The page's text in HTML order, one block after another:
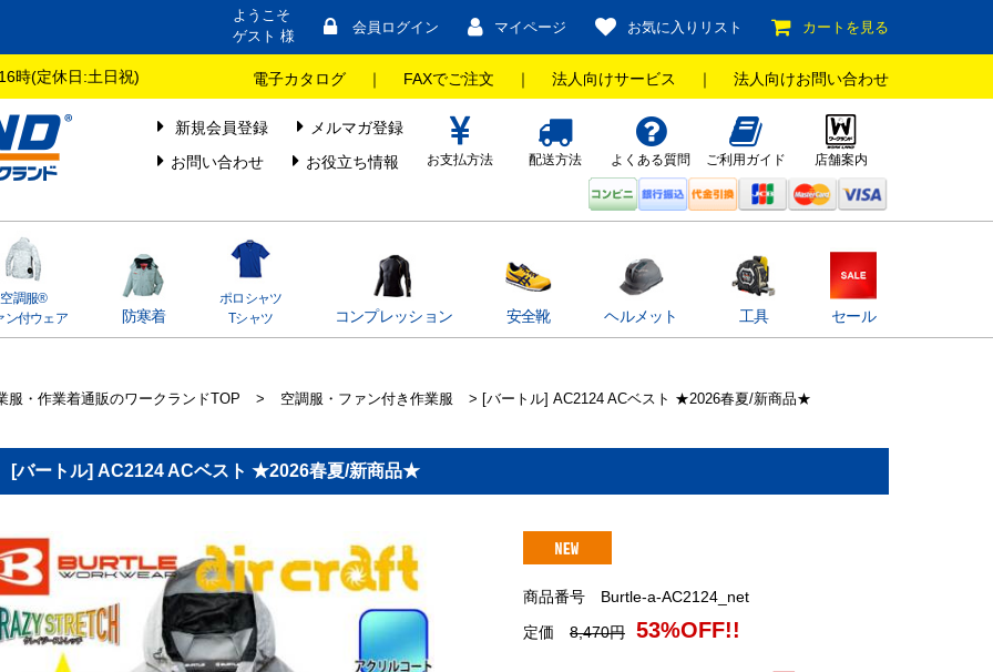
ようこそ
ゲスト 様
会員ログイン マイページ お気に入りリスト カートを見る
時(定休日:土日祝) 電子カタログ ｜ FAXでご注文 ｜ 法人向けサービス ｜ 法人向けお問い合わせ
新規会員登録
メルマガ登録
お問い合わせ
お役立ち情報 お支払方法 配送方法 よくある質問 ご利用ガイド 店舗案内
空調服®
ン付ウェア
防寒着
ポロシャツ
Tシャツ
コンプレッション 安全靴 ヘルメット 工具 セール
服・作業着通販のワークランドTOP > 空調服・ファン付き作業服 > [バートル] AC2124 ACベスト ★2026春夏/新商品★
[バートル] AC2124 ACベスト ★2026春夏/新商品★
商品番号 Burtle-a-AC2124_net
定価 8,470円 53%OFF!!